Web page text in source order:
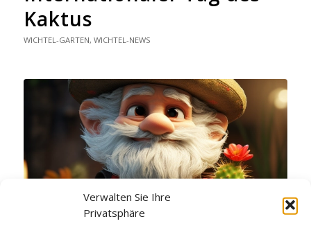
Verwalten Sie Ihre
Privatsphäre
Kaktus
WICHTEL-GARTEN, WICHTEL-NEWS